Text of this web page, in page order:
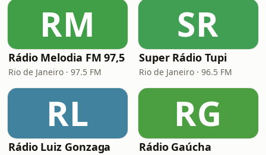
RM
Rádio Melodia FM 97,5
Rio de Janeiro · 97.5 FM
SR
Super Rádio Tupi
Rio de Janeiro · 96.5 FM
RL
Rádio Luiz Gonzaga
RG
Rádio Gaúcha